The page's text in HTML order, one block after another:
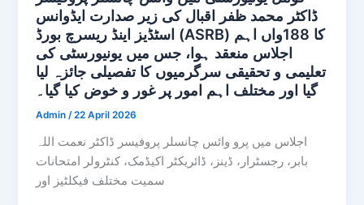
ڈاکٹر محمد ظفر اقبال کی زیر صدارت ایڈوانس
اسٹڈیز اینڈ ریسرچ بورڈ (ASRB) کا 188واں اہم
اجلاس منعقد ہوا، جس میں یونیورسٹی کی
تعلیمی و تحقیقی سرگرمیوں کا تفصیلی جائزہ لیا
گیا اور مختلف اہم امور پر غور و خوض کیا گیا۔
Admin/22 April 2026
اجلاس میں پرو وائس چانسلر پروفیسر ڈاکٹر نعمت اللہ
بابر، رجسٹرار، ڈینز، ڈائریکٹر اکیڈمک، کنٹرولر امتحانات
سمیت مختلف فیکلٹیز اور